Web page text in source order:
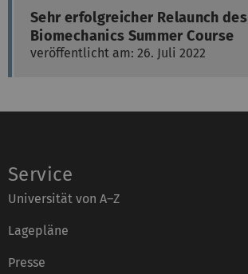
Sehr erfolgreicher Relaunch des
Biomechanics Summer Course
veröffentlicht am: 26. Juli 2022
Service
Universität von A–Z
Lagepläne
Presse